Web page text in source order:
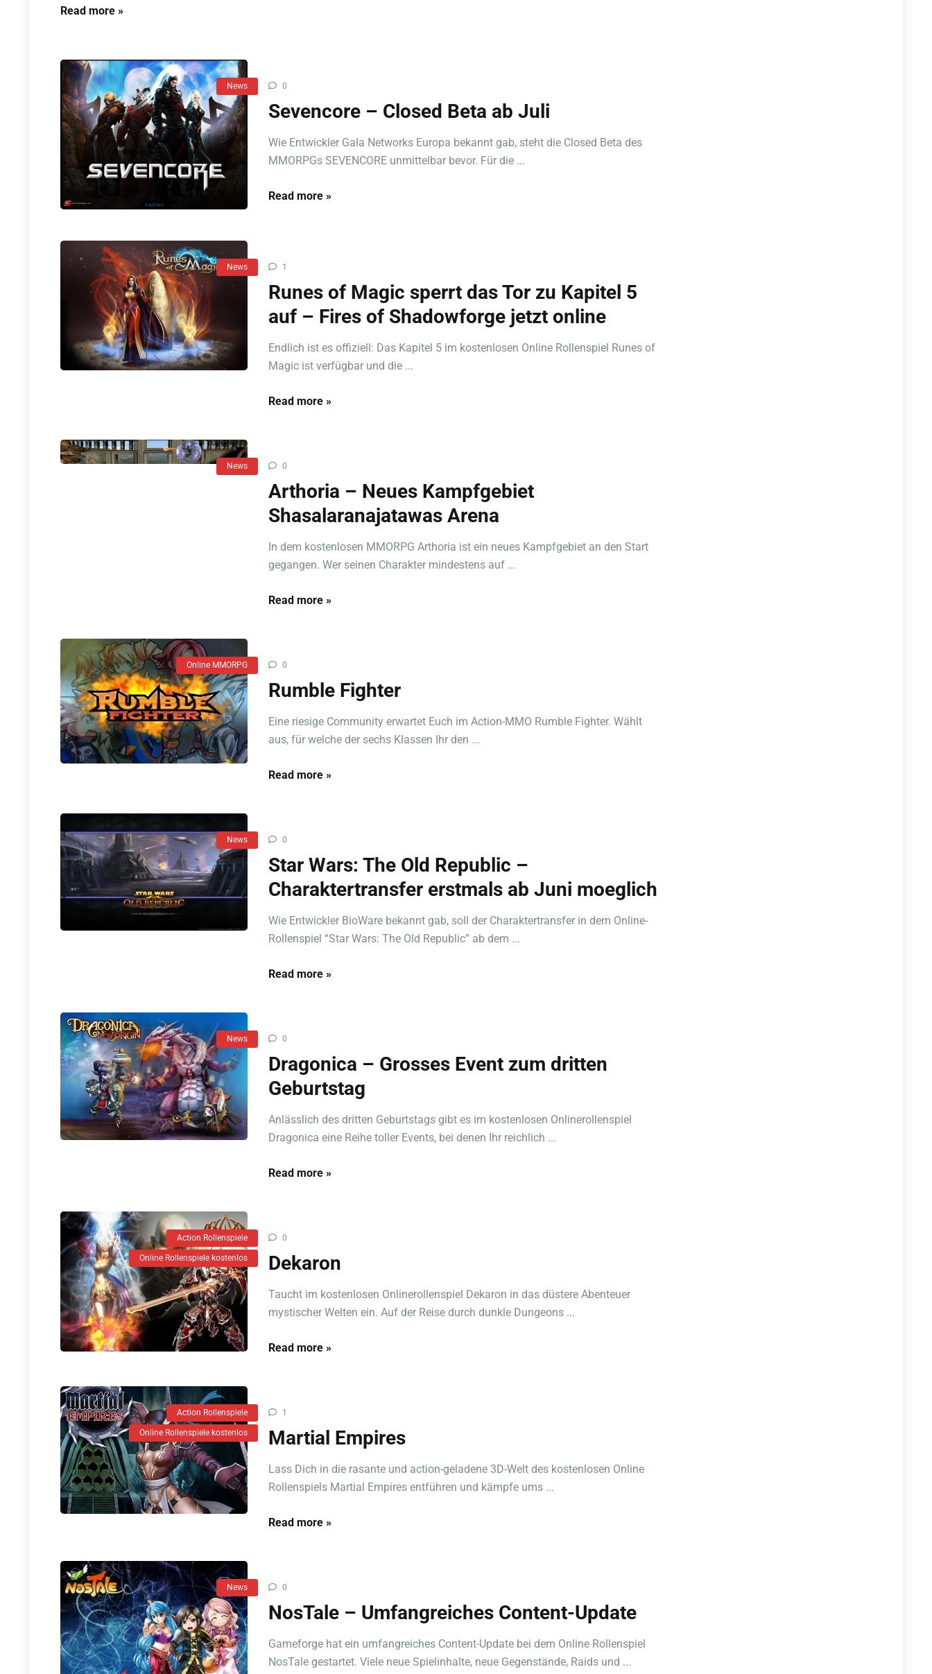
Read more »
News 0
Sevencore – Closed Beta ab Juli
Wie Entwickler Gala Networks Europa bekannt gab, steht die Closed Beta des
MMORPGs SEVENCORE unmittelbar bevor. Für die ...
Read more »
News 1
Runes of Magic sperrt das Tor zu Kapitel 5
auf – Fires of Shadowforge jetzt online
Endlich ist es offiziell: Das Kapitel 5 im kostenlosen Online Rollenspiel Runes of
Magic ist verfügbar und die ...
Read more »
News 0
Arthoria – Neues Kampfgebiet
Shasalaranajatawas Arena
In dem kostenlosen MMORPG Arthoria ist ein neues Kampfgebiet an den Start
gegangen. Wer seinen Charakter mindestens auf ...
Read more »
Online MMORPG 0
Rumble Fighter
Eine riesige Community erwartet Euch im Action-MMO Rumble Fighter. Wählt
aus, für welche der sechs Klassen Ihr den ...
Read more »
News 0
Star Wars: The Old Republic –
Charaktertransfer erstmals ab Juni moeglich
Wie Entwickler BioWare bekannt gab, soll der Charaktertransfer in dem Online-
Rollenspiel “Star Wars: The Old Republic” ab dem ...
Read more »
News 0
Dragonica – Grosses Event zum dritten
Geburtstag
Anlässlich des dritten Geburtstags gibt es im kostenlosen Onlinerollenspiel
Dragonica eine Reihe toller Events, bei denen Ihr reichlich ...
Read more »
Action Rollenspiele
Online Rollenspiele kostenlos
0
Dekaron
Taucht im kostenlosen Onlinerollenspiel Dekaron in das düstere Abenteuer
mystischer Welten ein. Auf der Reise durch dunkle Dungeons ...
Read more »
Action Rollenspiele
Online Rollenspiele kostenlos
1
Martial Empires
Lass Dich in die rasante und action-geladene 3D-Welt des kostenlosen Online
Rollenspiels Martial Empires entführen und kämpfe ums ...
Read more »
News 0
NosTale – Umfangreiches Content-Update
Gameforge hat ein umfangreiches Content-Update bei dem Online Rollenspiel
NosTale gestartet. Viele neue Spielinhalte, neue Gegenstände, Raids und ...